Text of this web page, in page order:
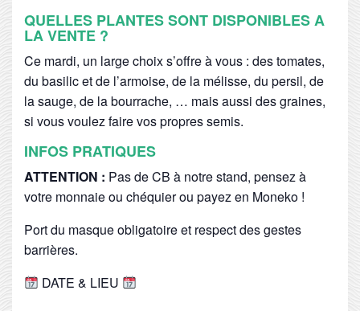
QUELLES PLANTES SONT DISPONIBLES A
LA VENTE ?
Ce mardi, un large choix s’offre à vous : des tomates,
du basilic et de l’armoise, de la mélisse, du persil, de
la sauge, de la bourrache, … mais aussi des graines,
si vous voulez faire vos propres semis.
INFOS PRATIQUES
ATTENTION : Pas de CB à notre stand, pensez à
votre monnaie ou chéquier ou payez en Moneko !
Port du masque obligatoire et respect des gestes
barrières.
DATE & LIEU